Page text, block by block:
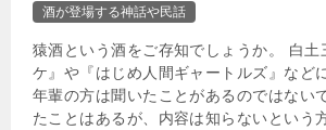
酒が登場する神話や民話
猿酒という酒をご存知でしょうか。 白土
ケ』や『はじめ人間ギャートルズ』など
年輩の方は聞いたことがあるのではない
たことはあるが、内容は知らないという